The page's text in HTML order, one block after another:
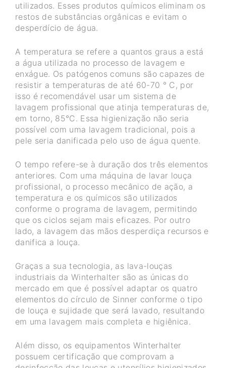
utilizados. Esses produtos químicos eliminam os
restos de substâncias orgânicas e evitam o
desperdício de água.
A temperatura se refere a quantos graus a está
a água utilizada no processo de lavagem e
enxágue. Os patógenos comuns são capazes de
resistir a temperaturas de até 60-70 ° C, por
isso é recomendável usar um sistema de
lavagem profissional que atinja temperaturas de,
em torno, 85°C. Essa higienização não seria
possível com uma lavagem tradicional, pois a
pele seria danificada pelo uso de água quente.
O tempo refere-se à duração dos três elementos
anteriores. Com uma máquina de lavar louça
profissional, o processo mecânico de ação, a
temperatura e os químicos são utilizados
conforme o programa de lavagem, permitindo
que os ciclos sejam mais eficazes. Por outro
lado, a lavagem das mãos desperdiça recursos e
danifica a louça.
Graças a sua tecnologia, as lava-louças
industriais da Winterhalter são as únicas do
mercado em que é possível adaptar os quatro
elementos do círculo de Sinner conforme o tipo
de louça e sujidade que será lavado, resultando
em uma lavagem mais completa e higiênica.
Além disso, os equipamentos Winterhalter
possuem certificação que comprovam a